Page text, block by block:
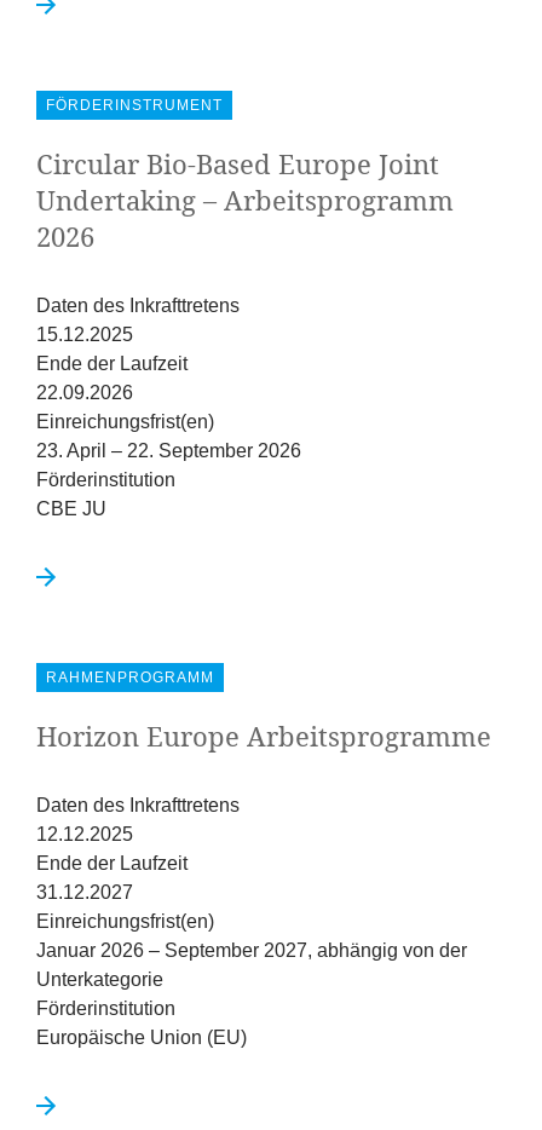
FÖRDERINSTRUMENT
Circular Bio-Based Europe Joint
Undertaking – Arbeitsprogramm
2026
Daten des Inkrafttretens
15.12.2025
Ende der Laufzeit
22.09.2026
Einreichungsfrist(en)
23. April – 22. September 2026
Förderinstitution
CBE JU
RAHMENPROGRAMM
Horizon Europe Arbeitsprogramme
Daten des Inkrafttretens
12.12.2025
Ende der Laufzeit
31.12.2027
Einreichungsfrist(en)
Januar 2026 – September 2027, abhängig von der
Unterkategorie
Förderinstitution
Europäische Union (EU)